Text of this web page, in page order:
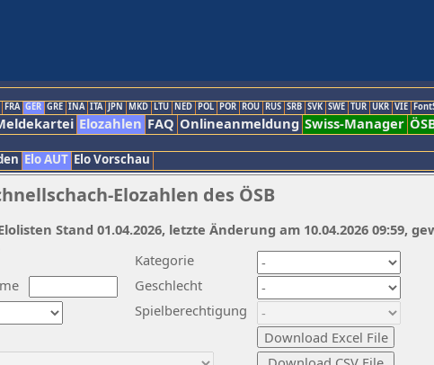
FRA GER GRE INA ITA JPN MKD LTU NED POL POR ROU RUS SRB SVK SWE TUR UKR VIE
Elozahlen FAQ Onlineanmeldung Swiss-Manager
Elo AUT Elo Vorschau
Elozahlen des ÖSB
Kategorie
Geschlecht
Spielberechtigung
Stand 01.04.2026, letzte Änderung am 10.04.2026 09:59,